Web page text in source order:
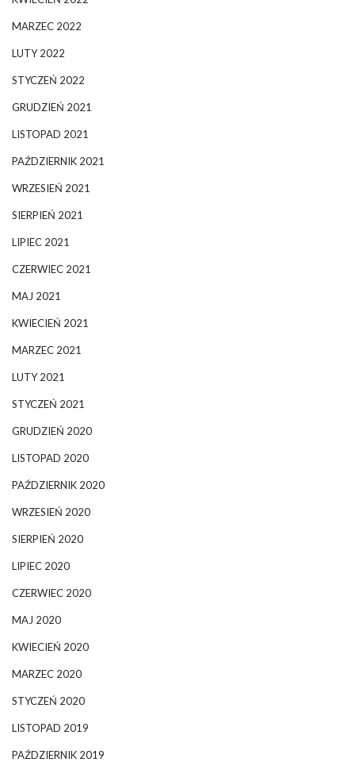
MARZEC 2022
LUTY 2022
STYCZEŃ 2022
GRUDZIEŃ 2021
LISTOPAD 2021
PAŹDZIERNIK 2021
WRZESIEŃ 2021
SIERPIEŃ 2021
LIPIEC 2021
CZERWIEC 2021
MAJ 2021
KWIECIEŃ 2021
MARZEC 2021
LUTY 2021
STYCZEŃ 2021
GRUDZIEŃ 2020
LISTOPAD 2020
PAŹDZIERNIK 2020
WRZESIEŃ 2020
SIERPIEŃ 2020
LIPIEC 2020
CZERWIEC 2020
MAJ 2020
KWIECIEŃ 2020
MARZEC 2020
STYCZEŃ 2020
LISTOPAD 2019
PAŹDZIERNIK 2019